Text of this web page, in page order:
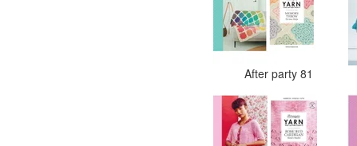
After party 81